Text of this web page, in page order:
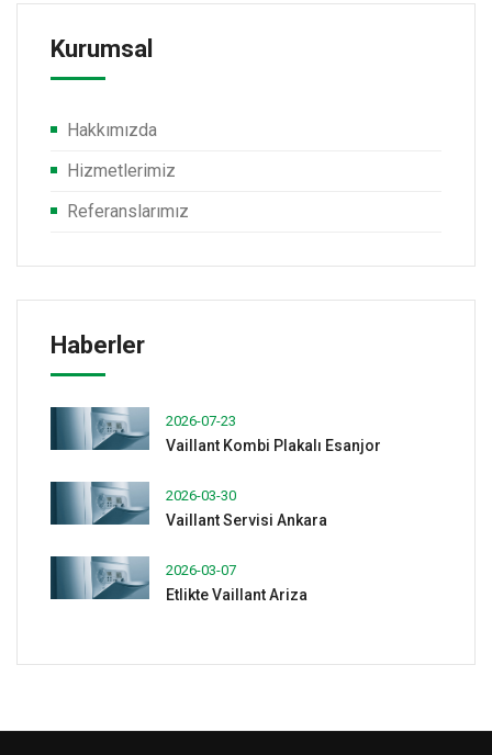
Kurumsal
Hakkımızda
Hizmetlerimiz
Referanslarımız
Haberler
2026-07-23
Vaillant Kombi Plakalı Esanjor
2026-03-30
Vaillant Servisi Ankara
2026-03-07
Etlikte Vaillant Ariza